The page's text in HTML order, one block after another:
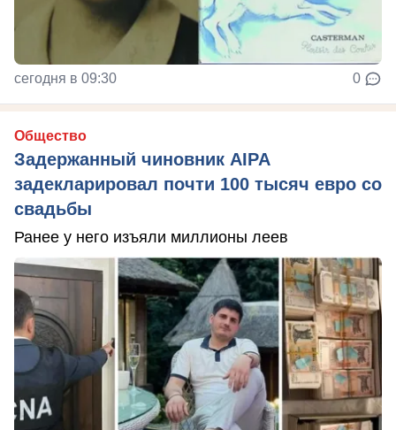
сегодня в 09:30 0
Общество
Задержанный чиновник AIPA
задекларировал почти 100 тысяч евро со
свадьбы
Ранее у него изъяли миллионы леев